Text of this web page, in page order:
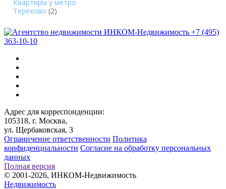
Квартиры у метро
Терехово (2)
+7 (495)
363-10-10
Адрес для корреспонденции:
105318, г. Москва,
ул. Щербаковская, 3
Ограничение ответственности Политика
конфиденциальности Согласие на обработку персональных
данных
Полная версия
© 2001-2026, ИНКОМ-Недвижимость
Недвижимость